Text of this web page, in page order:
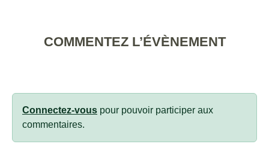
COMMENTEZ L’ÉVÈNEMENT
Connectez-vous pour pouvoir participer aux
commentaires.